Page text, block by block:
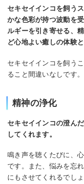
セキセイインコを飼う
かな色彩が持つ波動を
ルギーを引き寄せる、
ど心地よい癒しの体験
セキセイインコを飼う
ること間違いなしです。
精神の浄化
セキセイインコの澄ん
してくれます。
鳴き声を聴くたびに、
です。また、悩みを忘
にもさせてくれるでしょ